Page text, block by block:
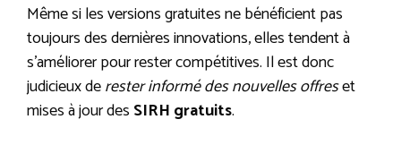
Même si les versions gratuites ne bénéficient pas
toujours des dernières innovations, elles tendent à
s’améliorer pour rester compétitives. Il est donc
judicieux derester informé des nouvelles offreset
mises à jour des SIRH gratuits.